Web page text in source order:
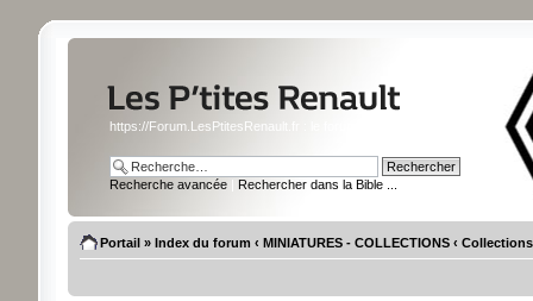
https://Forum.LesPtitesRenault.fr : le forum des miniatures Renault
Recherche avancée | Rechercher dans la Bible ...
Portail» Index du forum ‹ MINIATURES - COLLECTIONS ‹